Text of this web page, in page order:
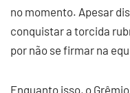
no momento. Apesar
conquistar a torcida
por não se firmar na
Enquanto isso, o